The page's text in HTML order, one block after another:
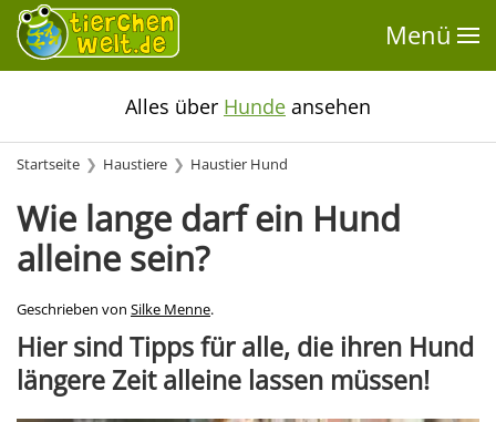
Menü
Alles über Hunde ansehen
Startseite Haustiere Haustier Hund
Wie lange darf ein Hund
alleine sein?
Geschrieben von Silke Menne.
Hier sind Tipps für alle, die ihren Hund
längere Zeit alleine lassen müssen!